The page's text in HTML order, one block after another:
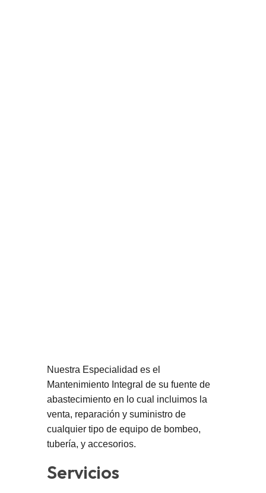
Nuestra Especialidad es el
Mantenimiento Integral de su fuente de
abastecimiento en lo cual incluimos la
venta, reparación y suministro de
cualquier tipo de equipo de bombeo,
tubería, y accesorios.
Servicios